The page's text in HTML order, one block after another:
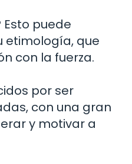
Esto puede
etimología, que
con la fuerza.
por ser
con una gran
y motivar a